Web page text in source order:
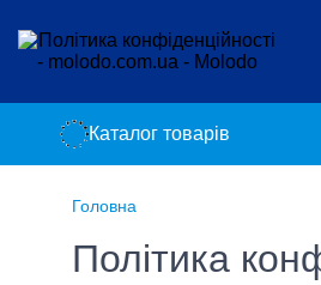
Каталог товарів
Головна
Політика